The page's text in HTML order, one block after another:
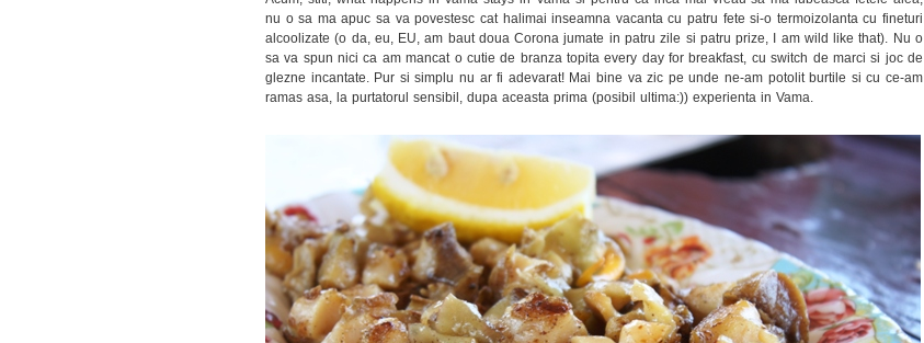
nu o sa ma apuc sa va povestesc cat halimai inseamna vacanta cu patru fete si-o termoizolanta cu fineturi
alcoolizate (o da, eu, EU, am baut doua Corona jumate in patru zile si patru prize, I am wild like that). Nu o
sa va spun nici ca am mancat o cutie de branza topita every day for breakfast, cu switch de marci si joc de
glezne incantate. Pur si simplu nu ar fi adevarat! Mai bine va zic pe unde ne-am potolit burtile si cu ce-am
ramas asa, la purtatorul sensibil, dupa aceasta prima (posibil ultima:)) experienta in Vama.